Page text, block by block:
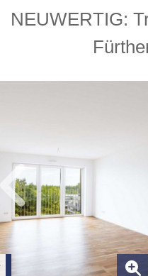
NEUWERTIG: